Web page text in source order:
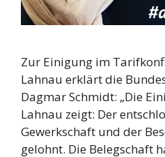
Zur Einigung im
Lahnau erklärt die
Dagmar Schmidt: „Die
Lahnau zeigt: Der
Gewerkschaft und der
gelohnt. Die Belegschaft